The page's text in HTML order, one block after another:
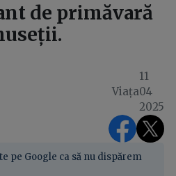
de primăvară
Viața
11
04
2025
pe Google ca să nu dispărem